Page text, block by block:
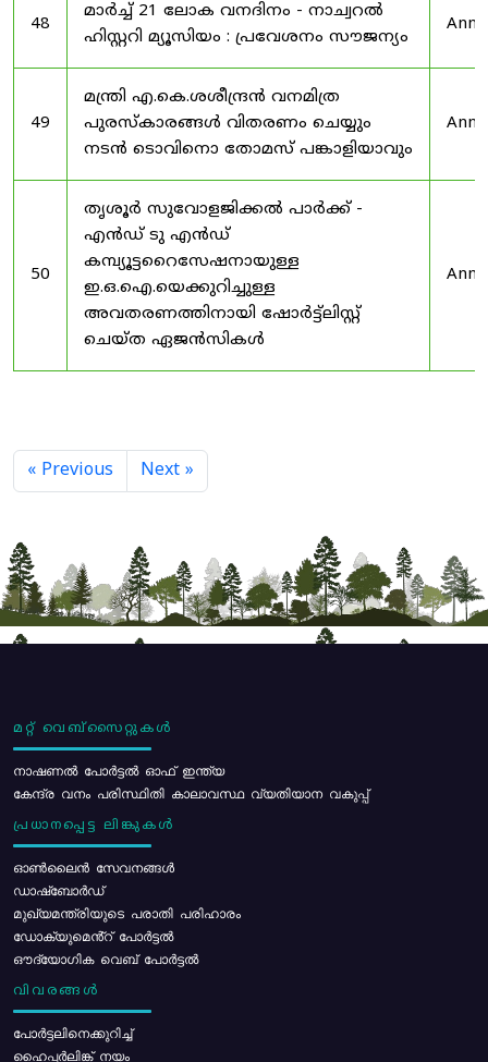
48
മാർച്ച് 21 ലോക വനദിനം - നാച്വറൽ
ഹിസ്റ്ററി മ്യൂസിയം : പ്രവേശനം സൗജന്യം
49
മന്ത്രി എ.കെ.ശശീന്ദ്രൻ വനമിത്ര
പുരസ്‌കാരങ്ങൾ വിതരണം ചെയ്യും
നടൻ ടൊവിനൊ തോമസ് പങ്കാളിയാവും
50
തൃശൂർ സുവോളജിക്കൽ പാർക്ക് -
എൻഡ് ടു എൻഡ്
കമ്പ്യൂട്ടറൈസേഷനായുള്ള
ഇ.ഒ.ഐ.യെക്കുറിച്ചുള്ള
അവതരണത്തിനായി ഷോർട്ട്‌ലിസ്റ്റ്
ചെയ്ത ഏജൻസികൾ
« Previous Next »
മറ്റ് വെബ്സൈറ്റുകൾ
നാഷണൽ പോർട്ടൽ ഓഫ് ഇന്ത്യ
കേന്ദ്ര വനം പരിസ്ഥിതി കാലാവസ്ഥ വ്യതിയാന വകുപ്പ്
പ്രധാനപ്പെട്ട ലിങ്കുകൾ
ഓൺലൈൻ സേവനങ്ങൾ
ഡാഷ്ബോർഡ്
മുഖ്യമന്ത്രിയുടെ പരാതി പരിഹാരം
ഡോക്യുമെൻ്റ് പോർട്ടൽ
ഔദ്യോഗിക വെബ് പോർട്ടൽ
വിവരങ്ങൾ
പോര്‍ട്ടലിനെക്കുറിച്ച്
ഹൈപ്പർലിങ്ക് നയം